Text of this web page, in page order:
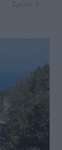
Σχόλια: 0